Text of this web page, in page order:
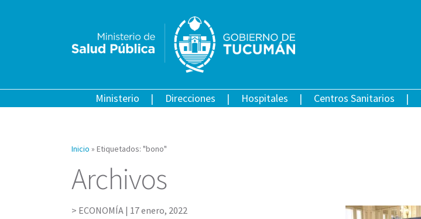
Ministerio Direcciones Hospitales Centros Sanitarios
Inicio » Etiquetados: "bono"
Archivos
ECONOMÍA | 17 enero, 2022